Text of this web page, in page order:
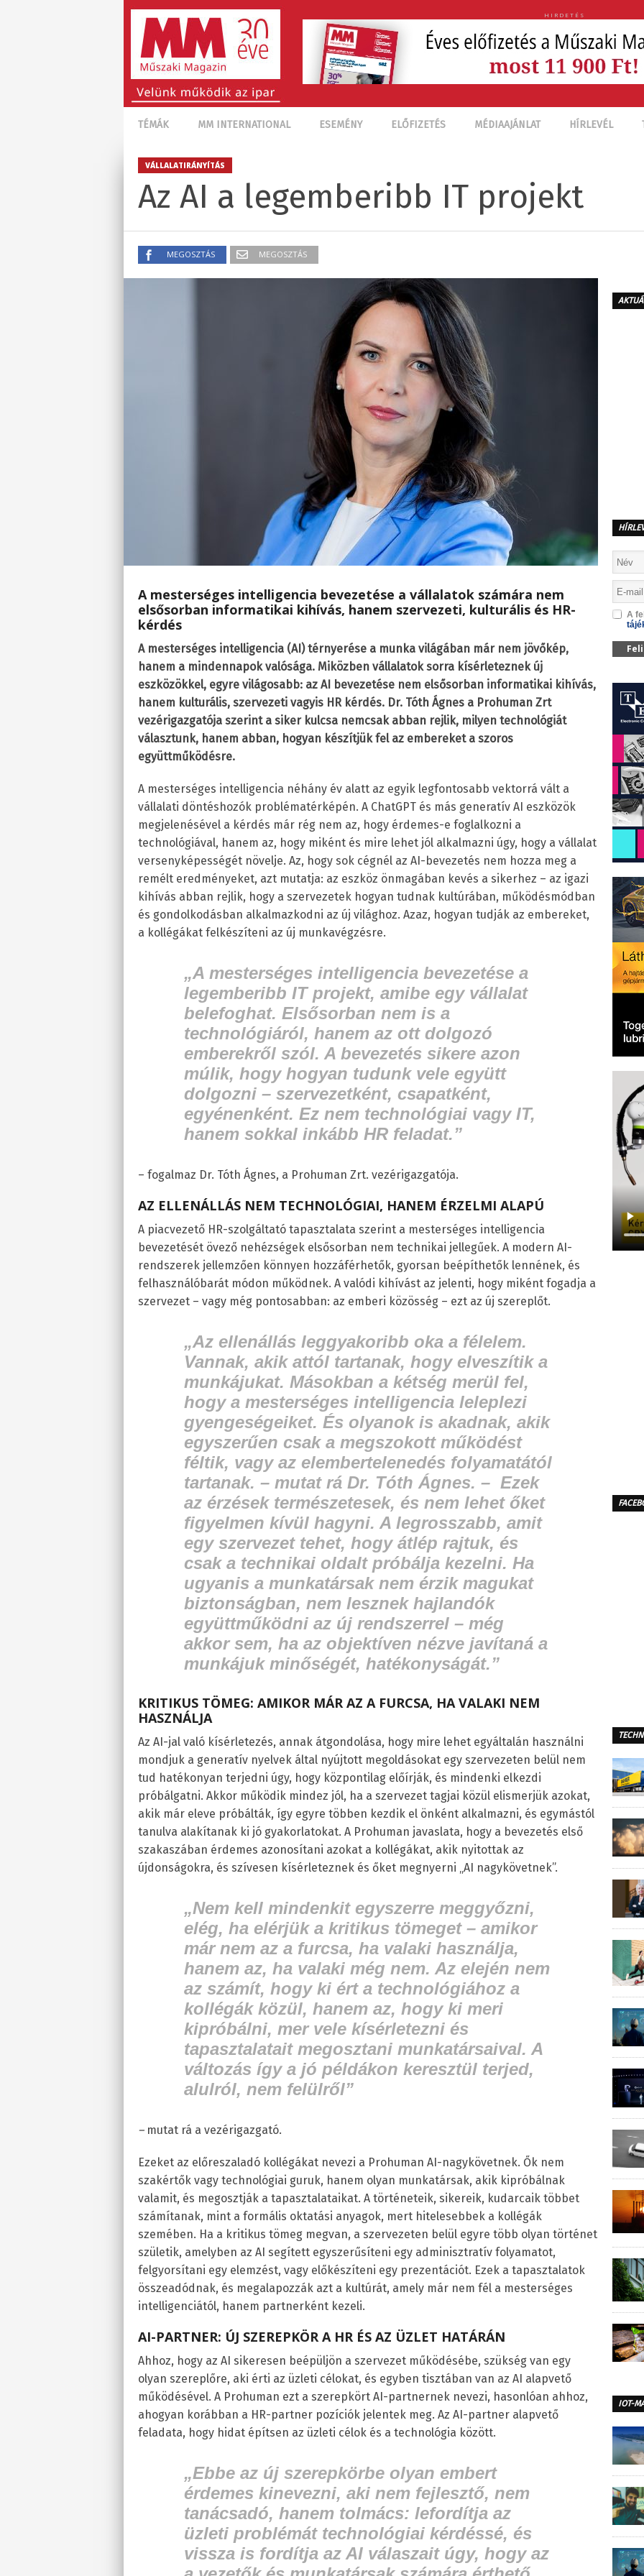
HIRDETÉS
TÉMÁK MM INTERNATIONAL ESEMÉNY ELŐFIZETÉS MÉDIAAJÁNLAT HÍRLEVÉL
VÁLLALATIRÁNYÍTÁS
Az AI a legemberibb IT projekt
MEGOSZTÁS MEGOSZTÁS
A mesterséges intelligencia bevezetése a vállalatok számára nem
elsősorban informatikai kihívás, hanem szervezeti, kulturális és HR-
kérdés
A mesterséges intelligencia (AI) térnyerése a munka világában már nem jövőkép,
hanem a mindennapok valósága. Miközben vállalatok sorra kísérleteznek új
eszközökkel, egyre világosabb: az AI bevezetése nem elsősorban informatikai kihívás,
hanem kulturális, szervezeti vagyis HR kérdés. Dr. Tóth Ágnes a Prohuman Zrt
vezérigazgatója szerint a siker kulcsa nemcsak abban rejlik, milyen technológiát
választunk, hanem abban, hogyan készítjük fel az embereket a szoros
együttműködésre.
A mesterséges intelligencia néhány év alatt az egyik legfontosabb vektorrá vált a
vállalati döntéshozók problématérképén. A ChatGPT és más generatív AI eszközök
megjelenésével a kérdés már rég nem az, hogy érdemes-e foglalkozni a
technológiával, hanem az, hogy miként és mire lehet jól alkalmazni úgy, hogy a vállalat
versenyképességét növelje. Az, hogy sok cégnél az AI-bevezetés nem hozza meg a
remélt eredményeket, azt mutatja: az eszköz önmagában kevés a sikerhez – az igazi
kihívás abban rejlik, hogy a szervezetek hogyan tudnak kultúrában, működésmódban
és gondolkodásban alkalmazkodni az új világhoz. Azaz, hogyan tudják az embereket,
a kollégákat felkészíteni az új munkavégzésre.
„A mesterséges intelligencia bevezetése a
legemberibb IT projekt, amibe egy vállalat
belefoghat. Elsősorban nem is a
technológiáról, hanem az ott dolgozó
emberekről szól. A bevezetés sikere azon
múlik, hogy hogyan tudunk vele együtt
dolgozni – szervezetként, csapatként,
egyénenként. Ez nem technológiai vagy IT,
hanem sokkal inkább HR feladat.”
– fogalmaz Dr. Tóth Ágnes, a Prohuman Zrt. vezérigazgatója.
AZ ELLENÁLLÁS NEM TECHNOLÓGIAI, HANEM ÉRZELMI ALAPÚ
A piacvezető HR-szolgáltató tapasztalata szerint a mesterséges intelligencia
bevezetését övező nehézségek elsősorban nem technikai jellegűek. A modern AI-
rendszerek jellemzően könnyen hozzáférhetők, gyorsan beépíthetők lennének, és
felhasználóbarát módon működnek. A valódi kihívást az jelenti, hogy miként fogadja a
szervezet – vagy még pontosabban: az emberi közösség – ezt az új szereplőt.
„Az ellenállás leggyakoribb oka a félelem.
Vannak, akik attól tartanak, hogy elveszítik a
munkájukat. Másokban a kétség merül fel,
hogy a mesterséges intelligencia leleplezi
gyengeségeiket. És olyanok is akadnak, akik
egyszerűen csak a megszokott működést
féltik, vagy az elembertelenedés folyamatától
tartanak. – mutat rá Dr. Tóth Ágnes. – Ezek
az érzések természetesek, és nem lehet őket
figyelmen kívül hagyni. A legrosszabb, amit
egy szervezet tehet, hogy átlép rajtuk, és
csak a technikai oldalt próbálja kezelni. Ha
ugyanis a munkatársak nem érzik magukat
biztonságban, nem lesznek hajlandók
együttműködni az új rendszerrel – még
akkor sem, ha az objektíven nézve javítaná a
munkájuk minőségét, hatékonyságát.”
KRITIKUS TÖMEG: AMIKOR MÁR AZ A FURCSA, HA VALAKI NEM
HASZNÁLJA
Az AI-jal való kísérletezés, annak átgondolása, hogy mire lehet egyáltalán használni
mondjuk a generatív nyelvek által nyújtott megoldásokat egy szervezeten belül nem
tud hatékonyan terjedni úgy, hogy központilag előírják, és mindenki elkezdi
próbálgatni. Akkor működik mindez jól, ha a szervezet tagjai közül elismerjük azokat,
akik már eleve próbálták, így egyre többen kezdik el önként alkalmazni, és egymástól
tanulva alakítanak ki jó gyakorlatokat. A Prohuman javaslata, hogy a bevezetés első
szakaszában érdemes azonosítani azokat a kollégákat, akik nyitottak az
újdonságokra, és szívesen kísérleteznek és őket megnyerni „AI nagykövetnek”.
„Nem kell mindenkit egyszerre meggyőzni,
elég, ha elérjük a kritikus tömeget – amikor
már nem az a furcsa, ha valaki használja,
hanem az, ha valaki még nem. Az elején nem
az számít, hogy ki ért a technológiához a
kollégák közül, hanem az, hogy ki meri
kipróbálni, mer vele kísérletezni és
tapasztalatait megosztani munkatársaival. A
változás így a jó példákon keresztül terjed,
alulról, nem felülről”
– mutat rá a vezérigazgató.
Ezeket az előreszaladó kollégákat nevezi a Prohuman AI-nagykövetnek. Ők nem
szakértők vagy technológiai guruk, hanem olyan munkatársak, akik kipróbálnak
valamit, és megosztják a tapasztalataikat. A történeteik, sikereik, kudarcaik többet
számítanak, mint a formális oktatási anyagok, mert hitelesebbek a kollégák
szemében. Ha a kritikus tömeg megvan, a szervezeten belül egyre több olyan történet
születik, amelyben az AI segített egyszerűsíteni egy adminisztratív folyamatot,
felgyorsítani egy elemzést, vagy előkészíteni egy prezentációt. Ezek a tapasztalatok
összeadódnak, és megalapozzák azt a kultúrát, amely már nem fél a mesterséges
intelligenciától, hanem partnerként kezeli.
AI-PARTNER: ÚJ SZEREPKÖR A HR ÉS AZ ÜZLET HATÁRÁN
Ahhoz, hogy az AI sikeresen beépüljön a szervezet működésébe, szükség van egy
olyan szereplőre, aki érti az üzleti célokat, és egyben tisztában van az AI alapvető
működésével. A Prohuman ezt a szerepkört AI-partnernek nevezi, hasonlóan ahhoz,
ahogyan korábban a HR-partner pozíciók jelentek meg. Az AI-partner alapvető
feladata, hogy hidat építsen az üzleti célok és a technológia között.
„Ebbe az új szerepkörbe olyan embert
érdemes kinevezni, aki nem fejlesztő, nem
tanácsadó, hanem tolmács: lefordítja az
üzleti problémát technológiai kérdéssé, és
vissza is fordítja az AI válaszait úgy, hogy az
A
IOT-